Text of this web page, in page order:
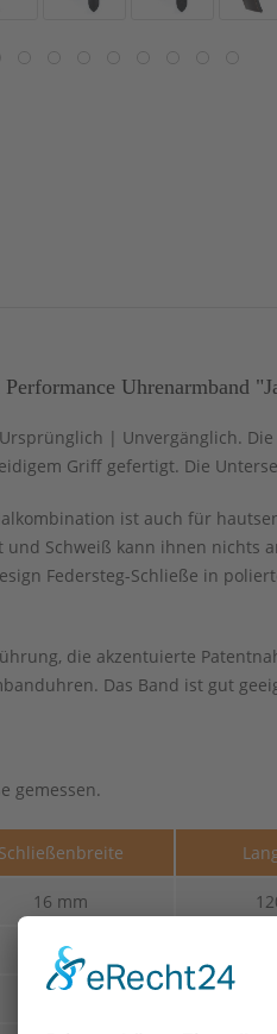
Uhrenarmband
| Unvergänglich.
Griff gefertigt. Die
ist auch für
und Schweiß kann ihnen
Federsteg-Schließe in
die akzentuierte
Das Band ist gut
gemessen.
Schließenbreite
16 mm
18 mm